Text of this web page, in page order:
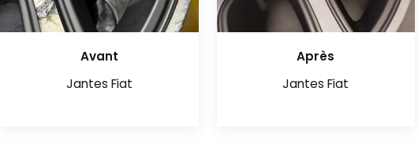
Avant
Jantes Fiat
Après
Jantes Fiat